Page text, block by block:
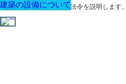
建築に関する用語と関連法令を説明します。
建築の設備について
建築の設備について
建築の設備について
建築の設備について
建築の設備について
建築の設備について
建築の設備について